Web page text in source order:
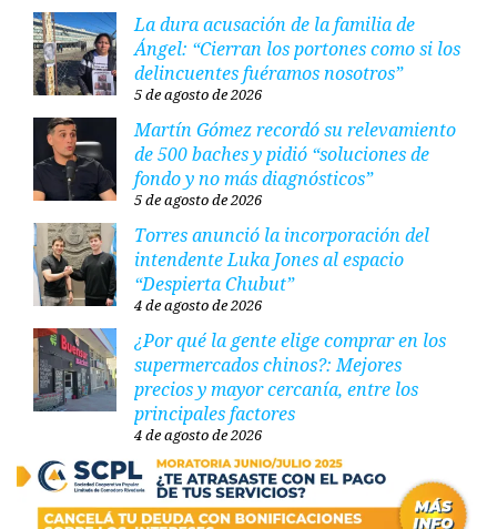
La dura acusación de la familia de
Ángel: “Cierran los portones como si los
delincuentes fuéramos nosotros”
5 de agosto de 2026
Martín Gómez recordó su relevamiento
de 500 baches y pidió “soluciones de
fondo y no más diagnósticos”
5 de agosto de 2026
Torres anunció la incorporación del
intendente Luka Jones al espacio
“Despierta Chubut”
4 de agosto de 2026
¿Por qué la gente elige comprar en los
supermercados chinos?: Mejores
precios y mayor cercanía, entre los
principales factores
4 de agosto de 2026